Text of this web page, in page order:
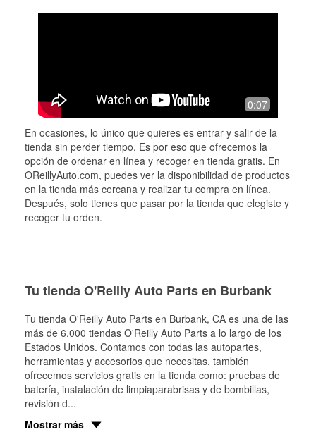
0:07
En ocasiones, lo único que quieres es entrar y salir de la
tienda sin perder tiempo. Es por eso que ofrecemos la
opción de ordenar en línea y recoger en tienda gratis. En
OReillyAuto.com, puedes ver la disponibilidad de productos
en la tienda más cercana y realizar tu compra en línea.
Después, solo tienes que pasar por la tienda que elegiste y
recoger tu orden.
Tu tienda O'Reilly Auto Parts en Burbank
Tu tienda O'Reilly Auto Parts en Burbank, CA es una de las
más de 6,000 tiendas O'Reilly Auto Parts a lo largo de los
Estados Unidos. Contamos con todas las autopartes,
herramientas y accesorios que necesitas, también
ofrecemos servicios gratis en la tienda como: pruebas de
batería, instalación de limpiaparabrisas y de bombillas,
revisión d...
Mostrar más